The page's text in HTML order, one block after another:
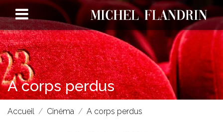
A corps perdus
Accueil Cinéma A corps perdus